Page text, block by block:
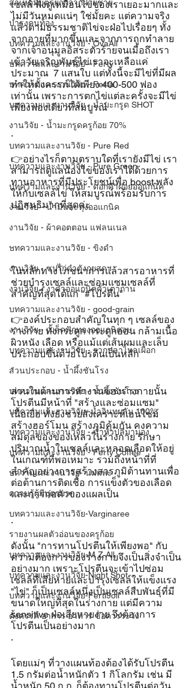
สาเหตุมีบุตรยากจากฝ่ายชาย
บำรุงคนท้อง
บทความและงานวิจัย - OvaAll
บทความและงานวิจัย - Ferty
บทความและงานวิจัย - Ferta
บทความและงานวิจัย - น้ำมะกรูด SHOT
งานวิจัย - น้ำมะกรูดครูก้อย 70%
บทความและงานวิจัย - Pure Red
บทความและงานวิจัย - Pure Green
บทความและงานวิจัย - ดอกคำฝอยออแกนิค
งานวิจัย - น้ำมันละหุ่งออแกนิค
งานวิจัย - ผ้าคอตตอน แฟลนเนล
บทความและงานวิจัย - ขิงดำ
งานวิจัย - ซุปไก่ดำตังกุยสดฯ
งานวิจัย - งาดำออแกนิคคั่วเตาถ่าน
บทความและงานวิจัย - good-grain
งานวิจัย - เมล็ดฟักทองออแกนิคอบ
บทความและงานวิจัย - รากปลาไหลเผือก
ส่วนประกอบ - น้ำผึ้งชันโรง
บทความและงานวิจัย - น้ำผึ้งชันโรง
บทความและงานวิจัย -น้ำอินทผลัม 100%
บทความและงานวิจัย - น้ำหัวปลีมามอง
บทความและงานวิจัย - Ferty Coffee
บความและงานวิจัย- นมแพะ
ความรู้ผู้มีบุตรยาก
บทความและงานวิจัย-Varginaree
รายงานผลตัวอ่อนของครูก้อย
บทความและงานวิจัย-M Z All
บทความและงานวิจัย-Night Shot
บทความและงานวิจัย-Ferti9oil
ตั้งครรภ์ อาการ อาหาร ข้อควรระวัง
เซลล์ ฟังดูเหมือนไข่ของเราเยอะมากและ
ไม่มีวันหมดแน่ๆ ใช่มั้ยคะ แต่ความจริง
แล้วตามธรรมชาติไข่จะฝ่อไปเรื่อยๆ ทั้ง
จากอายุที่มากขึ้นและจากการถูกทำลาย
จากเจ้าอนุมูลอิสระตัวร้ายจนเมื่อถึงเรา
เข้าวัยเจริญพันธุ์ไข่เราจะเหลือแค่
ประมาณ  7 แสนใบ แต่ทั้งนี้จะมีไข่ที่มีผล
ทำให้ตั้งครรภ์ได้เพียง 400-500 ฟอง
เท่านั้น เพราะการตกไข่แต่ละครั้งจะมีไข่
เพียงฟองเดียวที่สมบูรณ์
.
👉อย่างไรก็ตามตราบใดที่เรายังมีไข่ เรา
สามารถดูแลน้องไข่ของเราได้ด้วยการ
ทานอาหารที่มีประโยชน์เพื่อ boost พลัง
ให้กับเซลล์ไข่ ให้สมบูรณ์พร้อมรับการ
ปฏิสนธิมากที่สุดค่ะ
.
ในหลักทางโภชนาการแล้วสารอาหารที่
ช่วยบำรุงเซลล์และซ่อมแซมเซลล์ที่
สำคัญที่สุดได้แก่ "#โปรตีน"
👉องค์ประกอบสำคัญในทุก ๆ เซลล์ของ
ร่างกาย ทั้งกระดูก กระดูกอ่อน กล้ามเนื้อ
ผิวหนัง เลือด หรือแม้แต่เส้นผมและเล็บ
ประกอบขึ้นด้วยโปรตีนเป็นหลัก
.
ส่วนในด้านการทำงานของร่างกายนั้น
โปรตีนมีหน้าที่ "สร้างและซ่อมแซม"
เนื้อเยื่อ ทั้งยังช่วยสังเคราะห์เอนไซม์
สร้างฮอร์โมน สร้างภูมิคุ้มกัน คงความ
สมดุลของของเหลวในร่างกาย รักษา
ปริมาณน้ำในเซลล์และหลอดเลือดให้อยู่
ในเกณฑ์ที่พอเหมาะ รวมถึงหน้าที่ที่
สำคัญอย่างการสร้างสารภูมิต้านทานเพื่อ
ต่อต้านการติดเชื้อ การแข็งตัวของเลือด
และการก่อตัวของแผลเป็น
.
ดังนั้น "การทานโปรตีนให้เพียงพอ" กับ
ความต้องการของร่างกายจึงเป็นสิ่งจำเป็น
อย่างมาก เพราะโปรตีนจะเข้าไปซ่อม
เซลล์ที่เสียหายและบำรุงเซลล์ให้แข็งแรง
"ไข่" ก็เป็นเซลล์หนึ่งเป็นเซลล์สืบพันธุ์ที่มี
ขนาดใหญ่ที่สุดในร่างกาย แต่มีความ
sensitive ฝ่อเสียหายง่าย จึงต้องการ
โปรตีนเป็นอย่างมาก
.
โดยแม่ๆ ที่วางแผนท้องต้องได้รับโปรตีน
1.5 กรัมต่อน้ำหนักตัว 1 กิโลกรัม เช่น มี